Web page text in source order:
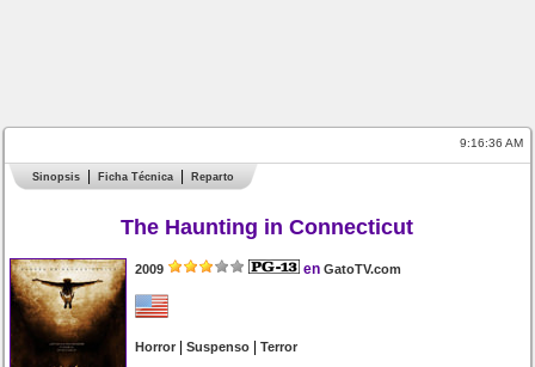
9:16:36 AM
Sinopsis Ficha Técnica Reparto
The Haunting in Connecticut
2009 en GatoTV.com
Horror |Suspenso |Terror